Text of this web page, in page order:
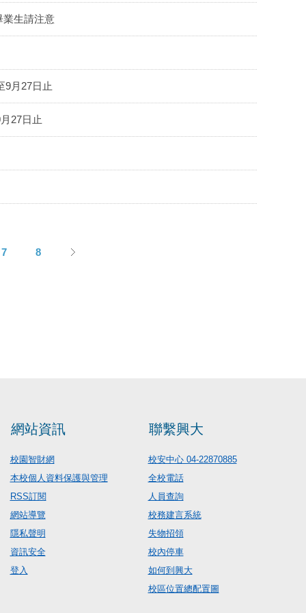
業生請注意
9月27日止
27日止
7 8
網站資訊
校園智財網
本校個人資料保護與管理
RSS訂閱
網站導覽
隱私聲明
資訊安全
登入
聯繫興大
校安中心 04-22870885
全校電話
人員查詢
校務建言系統
失物招領
校內停車
如何到興大
校區位置總配置圖